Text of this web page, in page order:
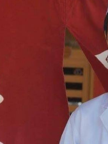
支払い方法
け見学・体験
の部屋